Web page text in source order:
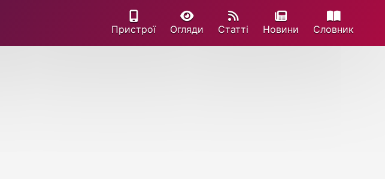
Пристрої Огляди Статті Новини Cловник